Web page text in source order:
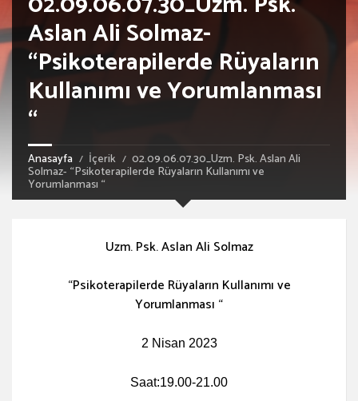
Aslan Ali Solmaz-
“Psikoterapilerde Rüyaların
Kullanımı ve Yorumlanması
“
Anasayfa İçerik 02.09.06.07.30_Uzm. Psk. Aslan Ali
Solmaz- “Psikoterapilerde Rüyaların Kullanımı ve
Yorumlanması “
Uzm. Psk. Aslan Ali Solmaz
“Psikoterapilerde Rüyaların Kullanımı ve
Yorumlanması “
2 Nisan 2023
Saat:19.00-21.00